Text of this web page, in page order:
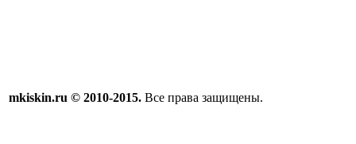
mkiskin.ru © 2010-2015. Все права защищены.